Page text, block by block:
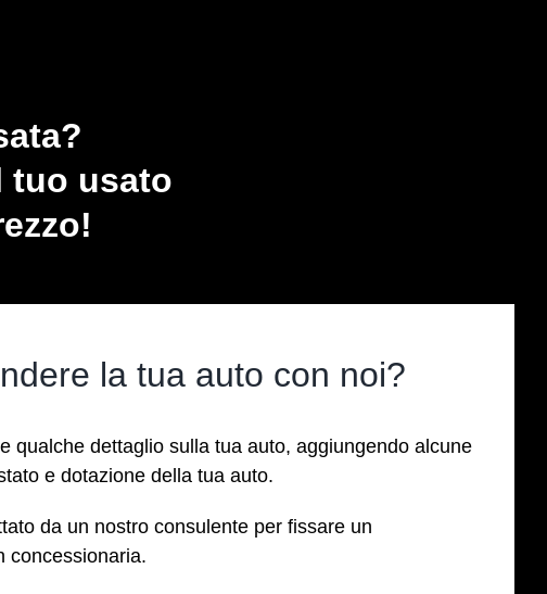
tuo usato
la tua auto con noi?
qualche dettaglio sulla tua auto, aggiungendo alcune
e dotazione della tua auto.
da un nostro consulente per fissare un
concessionaria.